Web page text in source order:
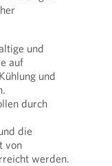
und
auf
und
durch
die
von
werden.